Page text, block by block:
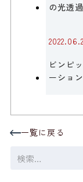
の光透
ビンピ
ーション
一覧に戻る
索: